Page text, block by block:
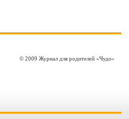
© 2009 Журнал для родителей «Чудо»